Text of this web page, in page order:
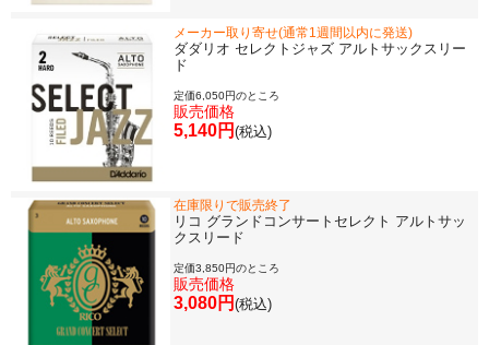
メーカー取り寄せ(通常1週間以内に発送)
ダダリオ セレクトジャズ アルトサックスリー
ド
定価6,050円のところ
販売価格
5,140円 (税込)
在庫限りで販売終了
リコ グランドコンサートセレクト アルトサッ
クスリード
定価3,850円のところ
販売価格
3,080円 (税込)